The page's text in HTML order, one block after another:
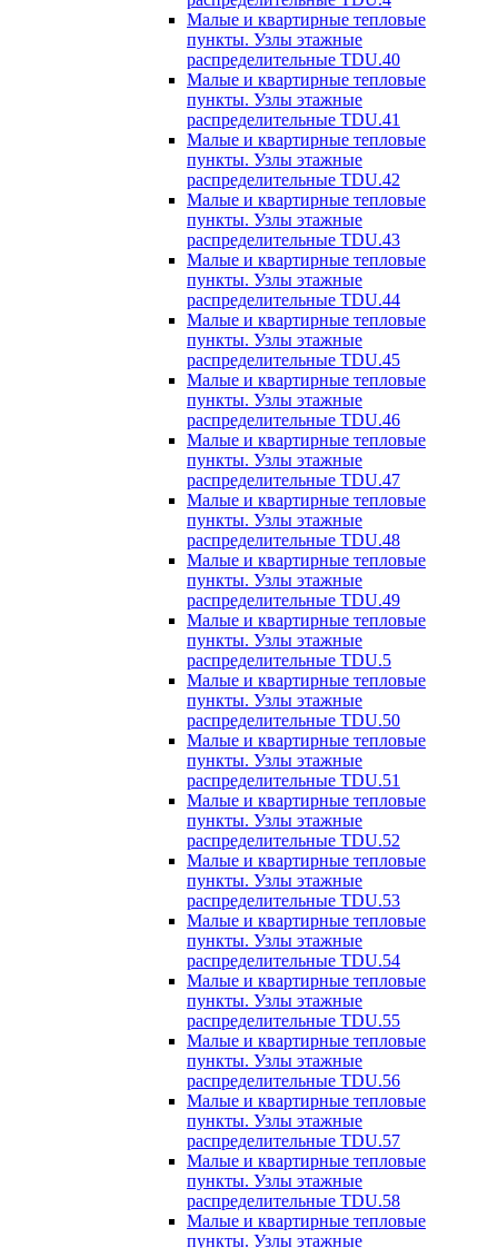
Малые и квартирные тепловые
пункты. Узлы этажные
распределительные TDU.40
Малые и квартирные тепловые
пункты. Узлы этажные
распределительные TDU.41
Малые и квартирные тепловые
пункты. Узлы этажные
распределительные TDU.42
Малые и квартирные тепловые
пункты. Узлы этажные
распределительные TDU.43
Малые и квартирные тепловые
пункты. Узлы этажные
распределительные TDU.44
Малые и квартирные тепловые
пункты. Узлы этажные
распределительные TDU.45
Малые и квартирные тепловые
пункты. Узлы этажные
распределительные TDU.46
Малые и квартирные тепловые
пункты. Узлы этажные
распределительные TDU.47
Малые и квартирные тепловые
пункты. Узлы этажные
распределительные TDU.48
Малые и квартирные тепловые
пункты. Узлы этажные
распределительные TDU.49
Малые и квартирные тепловые
пункты. Узлы этажные
распределительные TDU.5
Малые и квартирные тепловые
пункты. Узлы этажные
распределительные TDU.50
Малые и квартирные тепловые
пункты. Узлы этажные
распределительные TDU.51
Малые и квартирные тепловые
пункты. Узлы этажные
распределительные TDU.52
Малые и квартирные тепловые
пункты. Узлы этажные
распределительные TDU.53
Малые и квартирные тепловые
пункты. Узлы этажные
распределительные TDU.54
Малые и квартирные тепловые
пункты. Узлы этажные
распределительные TDU.55
Малые и квартирные тепловые
пункты. Узлы этажные
распределительные TDU.56
Малые и квартирные тепловые
пункты. Узлы этажные
распределительные TDU.57
Малые и квартирные тепловые
пункты. Узлы этажные
распределительные TDU.58
Малые и квартирные тепловые
пункты. Узлы этажные